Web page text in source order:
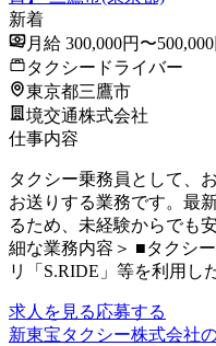
新着
月給 300,000円〜500,000
タクシードライバー
東京都三鷹市
境交通株式会社
仕事内容
タクシー乗務員として、
お送りする業務です。最
るため、未経験からでも
細な業務内容＞ ■タクシ
リ「S.RIDE」等を利用し
求人を見る応募する
新東宝タクシー株式会社